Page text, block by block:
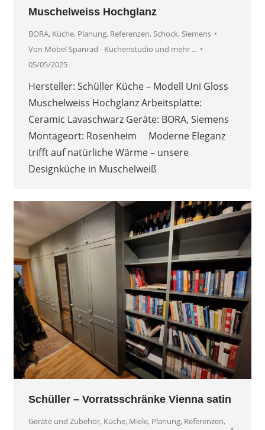
Muschelweiss Hochglanz
BORA, Küche, Planung, Referenzen, Schock, Siemens
Von Möbel Spanrad - Küchenstudio und mehr ...
05/05/2025
Hersteller: Schüller Küche – Modell Uni Gloss
Muschelweiss Hochglanz Arbeitsplatte:
Ceramic Lavaschwarz Geräte: BORA, Siemens
Montageort: Rosenheim Moderne Eleganz
trifft auf natürliche Wärme – unsere
Designküche in Muschelweiß
Schüller – Vorratsschränke Vienna satin
Geräte und Zubehör, Küche, Miele, Planung, Referenzen,